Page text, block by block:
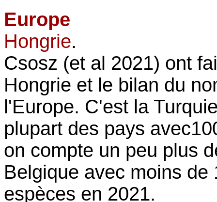
Europe
Hongrie.
Csosz (et al 2021) ont
Hongrie et le bilan du
l'Europe. C'est la
plupart des pays
on compte un peu plus
Belgique avec moins
espèces en 2021.